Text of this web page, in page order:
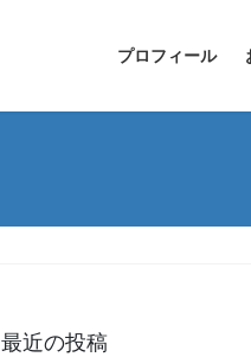
プロフィール
最近の投稿